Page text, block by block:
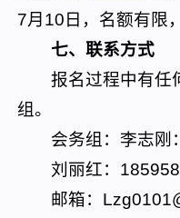
7月10日，名额有限
七、联系方式
报名过程中有任
组。
会务组：李志刚
刘丽红：
邮箱：